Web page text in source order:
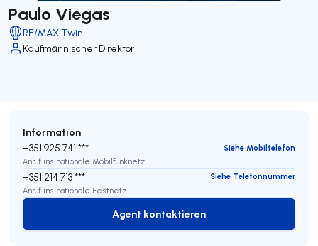
Paulo Viegas
RE/MAX Twin
Kaufmännischer Direktor
Information
+351 925 741 ***
Siehe Mobiltelefon
Anruf ins nationale Mobilfunknetz
+351 214 713 ***
Siehe Telefonnummer
Anruf ins nationale Festnetz
Agent kontaktieren
Agent kontaktieren